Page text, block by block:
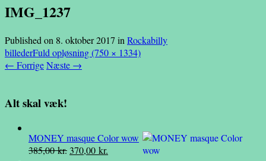
IMG_1237
Published on 8. oktober 2017 in Rockabilly
billederFuld opløsning (750 × 1334)
← ForrigeNæste →
Alt skal væk!
MONEY masque Color wow
385,00kr. Den
370,00 kr.